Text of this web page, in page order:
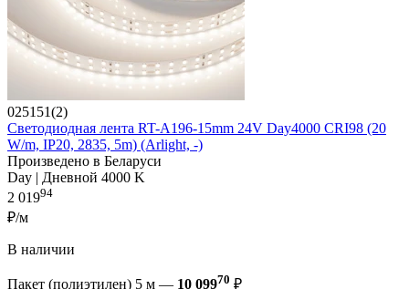
025151(2)
Светодиодная лента RT-A196-15mm 24V Day4000 CRI98 (20
W/m, IP20, 2835, 5m) (Arlight, -)
Произведено в Беларуси
Day | Дневной 4000 K
2 01994
₽/м
В наличии
Пакет (полиэтилен) 5 м — 10 09970 ₽